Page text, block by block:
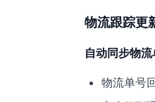
物流跟踪更
自动同步物流
物流单号